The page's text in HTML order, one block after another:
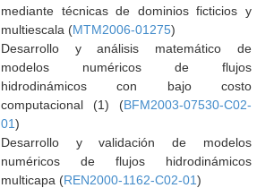
mediante técnicas de dominios ficticios y
multiescala (MTM2006-01275)
Desarrollo y análisis matemático de
modelos numéricos de flujos
hidrodinámicos con bajo costo
computacional (1) (BFM2003-07530-C02-
01)
Desarrollo y validación de modelos
numéricos de flujos hidrodinámicos
multicapa (REN2000-1162-C02-01)